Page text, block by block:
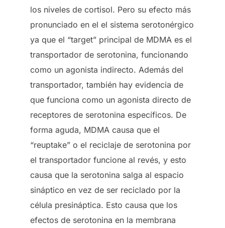
los niveles de cortisol. Pero su efecto más
pronunciado en el el sistema serotonérgico
ya que el “target” principal de MDMA es el
transportador de serotonina, funcionando
como un agonista indirecto. Además del
transportador, también hay evidencia de
que funciona como un agonista directo de
receptores de serotonina específicos. De
forma aguda, MDMA causa que el
“reuptake” o el reciclaje de serotonina por
el transportador funcione al revés, y esto
causa que la serotonina salga al espacio
sináptico en vez de ser reciclado por la
célula presináptica. Esto causa que los
efectos de serotonina en la membrana